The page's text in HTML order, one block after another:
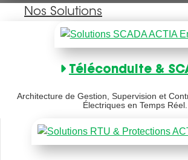
Nos Solutions
Téléconduite &
Architecture de Gestion, Supervision et
Électriques en Temps Réel.